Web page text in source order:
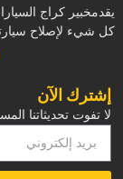
يقدمخبير كراج
كل شيء لإصلاح
إشترك الآن
لا تفوت تحديثاتنا